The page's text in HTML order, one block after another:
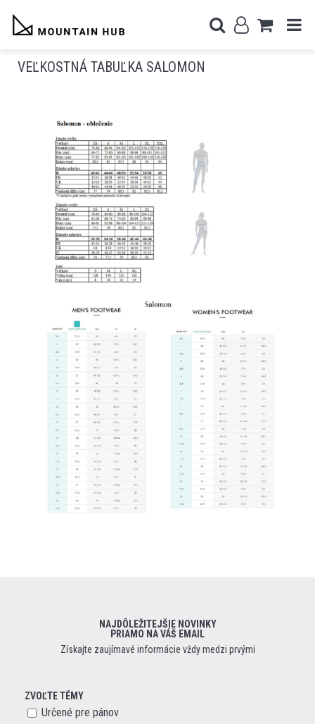
VEĽKOSTNÁ TABUĽKA SALOMON
NAJDÔLEŽITEJŠIE NOVINKY
PRIAMO NA VÁŠ EMAIL
Získajte zaujímavé informácie vždy medzi prvými
ZVOĽTE TÉMY
Určené pre pánov